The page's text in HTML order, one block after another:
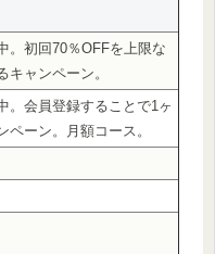
。初回70％OFFを上限な
キャンペーン。
。会員登録することで1ヶ
ペーン。月額コース。